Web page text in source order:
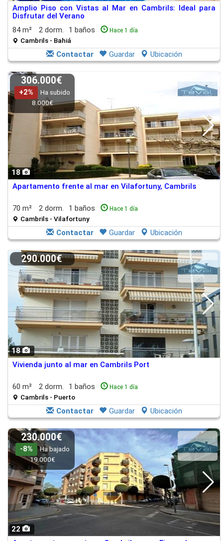
Amplio Piso con Vistas al Mar en Cambrils: Ideal para
Disfrutar del Verano
84 m²
2 dorm. 1 baños Hace 1 día
Cambrils - Bahiá
Contactar Guardar Ubicación
18
306.000€
+2%
Ha subido
8.000€
Apartamento frente al mar en Vilafortuny, Cambrils
70 m² 2 dorm. 1 baños Hace 1 día
Cambrils - Vilafortuny
Contactar Guardar Ubicación
18
290.000€
Vivienda junto al mar en Cambrils Port
60 m² 2 dorm. 1 baños Hace 1 día
Cambrils - Puerto
Contactar Guardar Ubicación
22
230.000€
-8%
Ha bajado
19.000€